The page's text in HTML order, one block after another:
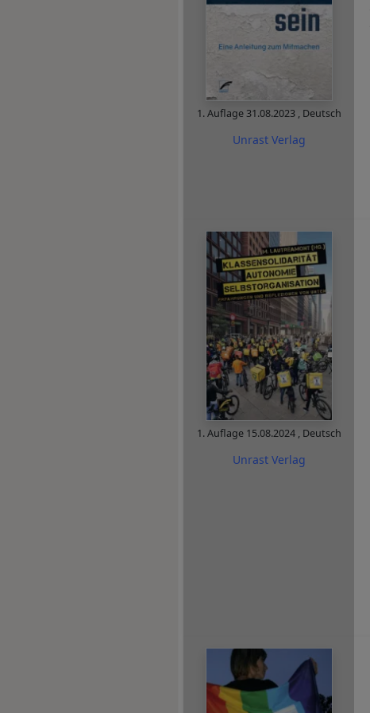
1. Auflage 31.08.2023 , Deutsch
Unrast Verlag
1. Auflage 15.08.2024 , Deutsch
Unrast Verlag